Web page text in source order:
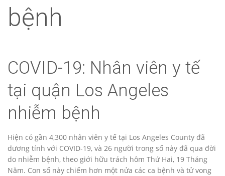
bệnh
COVID-19: Nhân viên y tế
tại quận Los Angeles
nhiễm bệnh
Hiện có gần 4,300 nhân viên y tế tại Los Angeles County đã
dương tính với COVID-19, và 26 người trong số này đã qua đời
do nhiễm bệnh, theo giới hữu trách hôm Thứ Hai, 19 Tháng
Năm. Con số này chiếm hơn một nửa các ca bệnh và tử vong